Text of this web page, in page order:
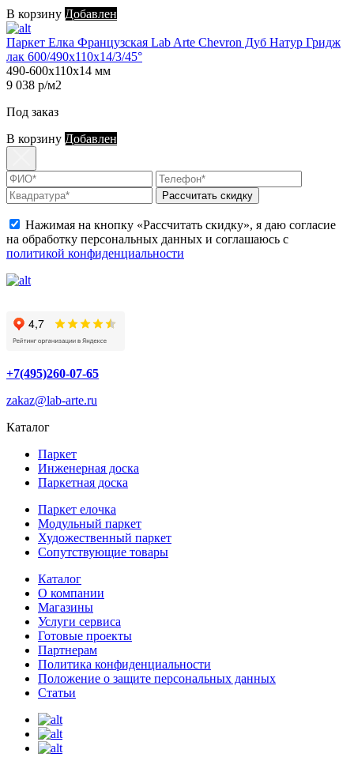
В корзину Добавлен
Паркет Елка Французская Lab Arte Chevron Дуб Натур Гридж
лак 600/490х110х14/3/45°
490-600х110х14 мм
9 038 р/м2
Под заказ
В корзину Добавлен
Рассчитать скидку
Нажимая на кнопку «Рассчитать скидку», я даю согласие
на обработку персональных данных и соглашаюсь с
политикой конфиденциальности
+7(495)260-07-65
zakaz@lab-arte.ru
Каталог
Паркет
Инженерная доска
Паркетная доска
Паркет елочка
Модульный паркет
Художественный паркет
Сопутствующие товары
Каталог
О компании
Магазины
Услуги сервиса
Готовые проекты
Партнерам
Политика конфиденциальности
Положение о защите персональных данных
Статьи